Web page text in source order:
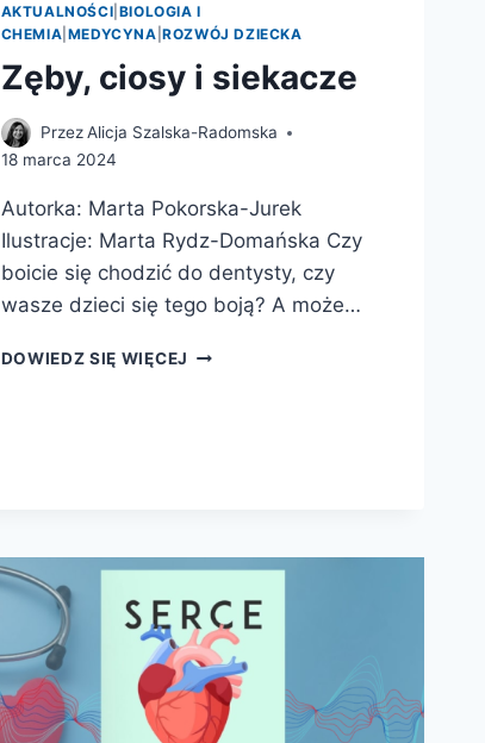
AKTUALNOŚCI BIOLOGIA I
CHEMIA MEDYCYNA |ROZWÓJ DZIECKA
Zęby, ciosy i siekacze
Przez Alicja Szalska-Radomska
18 marca 2024
Autorka: Marta Pokorska-Jurek
Ilustracje: Marta Rydz-Domańska Czy
boicie się chodzić do dentysty, czy
wasze dzieci się tego boją? A może…
DOWIEDZ SIĘ WIĘCEJ ZĘBY,